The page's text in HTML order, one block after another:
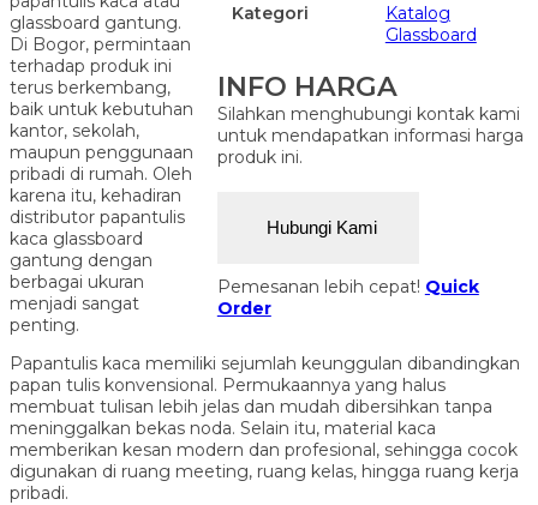
Kategori
Katalog
Glassboard
INFO HARGA
Silahkan menghubungi kontak kami
untuk mendapatkan informasi harga
produk ini.
Hubungi Kami
Pemesanan lebih cepat! Quick
Order
glassboard gantung.
Di Bogor, permintaan
terhadap produk ini
terus berkembang,
baik untuk kebutuhan
kantor, sekolah,
maupun penggunaan
pribadi di rumah. Oleh
karena itu, kehadiran
distributor papantulis
kaca glassboard
gantung dengan
berbagai ukuran
menjadi sangat
penting.
Papantulis kaca memiliki sejumlah keunggulan dibandingkan
papan tulis konvensional. Permukaannya yang halus
membuat tulisan lebih jelas dan mudah dibersihkan tanpa
meninggalkan bekas noda. Selain itu, material kaca
memberikan kesan modern dan profesional, sehingga cocok
digunakan di ruang meeting, ruang kelas, hingga ruang kerja
pribadi.